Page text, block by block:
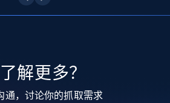
1.2K+
Biography, Awg
Comment engagement rate,
解更多？
通，讨论你的抓取需求